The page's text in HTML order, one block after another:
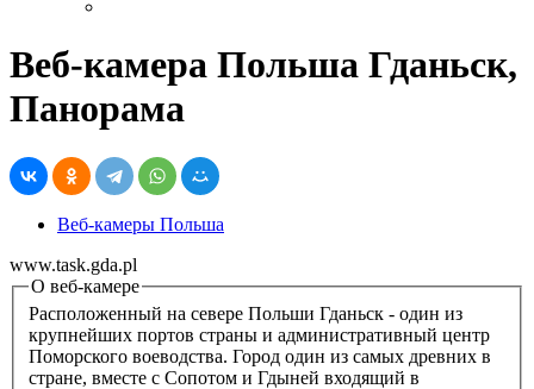
Веб-камера Польша Гданьск,
Панорама
Веб-камеры Польша
www.task.gda.pl
О веб-камере
Расположенный на севере Польши Гданьск - один из
крупнейших портов страны и административный центр
Поморского воеводства. Город один из самых древних в
стране, вместе с Сопотом и Гдыней входящий в